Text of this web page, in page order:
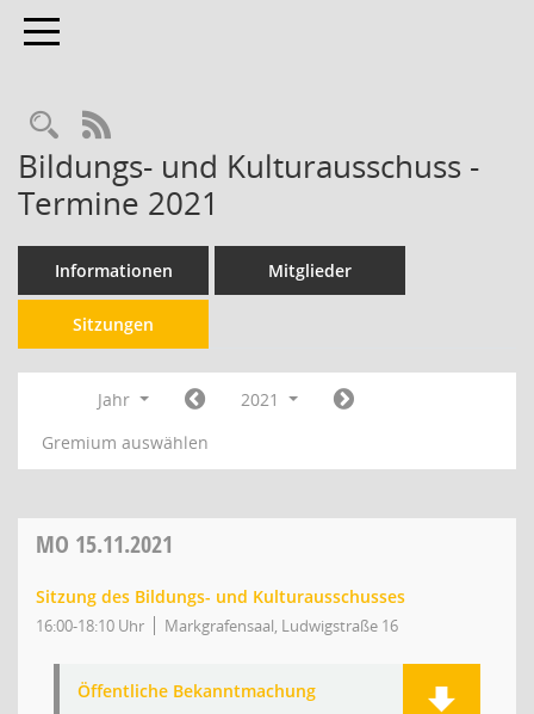
Toggle navigation
RSS-Feed
Bildungs- und Kulturausschuss -
Termine 2021
Informationen Mitglieder
Sitzungen
Jahr
2021
Gremium auswählen
MO 15.11.2021
Sitzung des Bildungs- und Kulturausschusses
16:00-18:10 Uhr Markgrafensaal, Ludwigstraße 16
Öffentliche Bekanntmachung